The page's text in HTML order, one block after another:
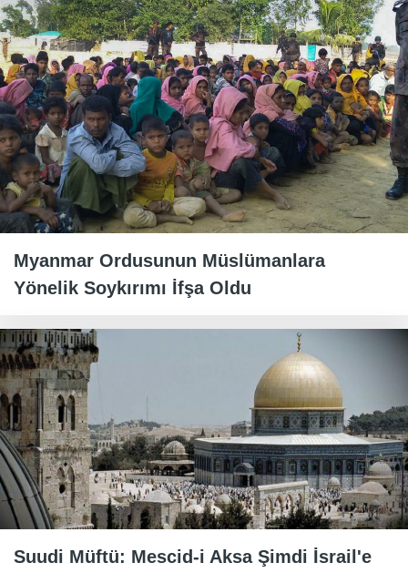
Myanmar Ordusunun Müslümanlara
Yönelik Soykırımı İfşa Oldu
Suudi Müftü: Mescid-i Aksa Şimdi İsrail'e